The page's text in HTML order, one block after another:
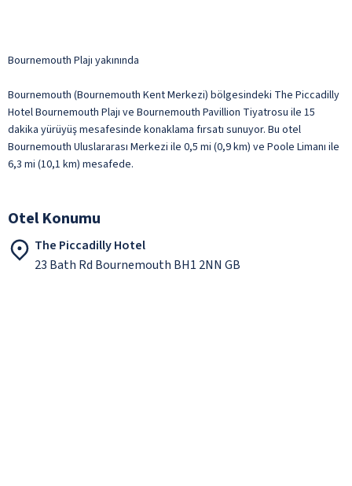
Bournemouth Plajı yakınında
Bournemouth (Bournemouth Kent Merkezi) bölgesindeki The Piccadilly
Hotel Bournemouth Plajı ve Bournemouth Pavillion Tiyatrosu ile 15
dakika yürüyüş mesafesinde konaklama fırsatı sunuyor. Bu otel
Bournemouth Uluslararası Merkezi ile 0,5 mi (0,9 km) ve Poole Limanı ile
6,3 mi (10,1 km) mesafede.
Otel Konumu
The Piccadilly Hotel
23 Bath Rd Bournemouth BH1 2NN GB